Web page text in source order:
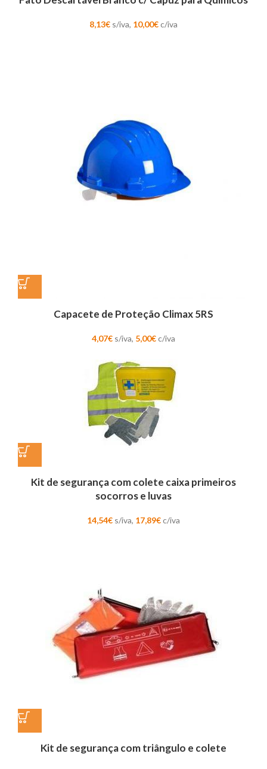
8,13€ s/iva, 10,00€c/iva
Capacete de Proteção Climax 5RS
4,07€ s/iva, 5,00€c/iva
Kit de segurança com colete caixa primeiros
socorros e luvas
14,54€ s/iva, 17,89€c/iva
Kit de segurança com triângulo e colete